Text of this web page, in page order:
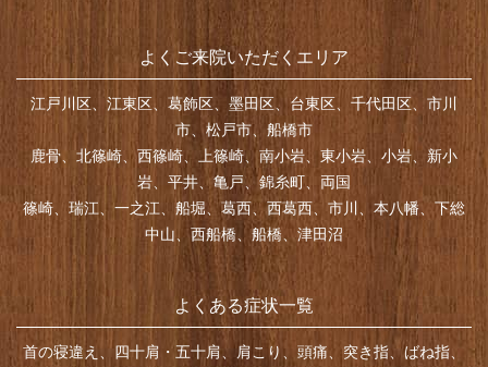
よくご来院いただくエリア
江戸川区、江東区、葛飾区、墨田区、台東区、千代田区、市川
市、松戸市、船橋市
鹿骨、北篠崎、西篠崎、上篠崎、南小岩、東小岩、小岩、新小
岩、平井、亀戸、錦糸町、両国
篠崎、瑞江、一之江、船堀、葛西、西葛西、市川、本八幡、下総
中山、西船橋、船橋、津田沼
よくある症状一覧
首の寝違え、四十肩・五十肩、肩こり、頭痛、突き指、ばね指、